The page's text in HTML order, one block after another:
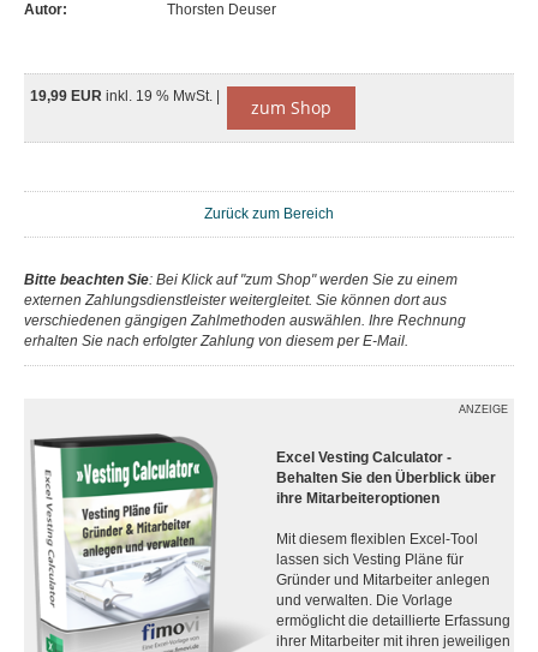
Autor:
Thorsten Deuser
19,99 EUR inkl. 19 % MwSt. | zum Shop
Zurück zum Bereich
Bitte beachten Sie: Bei Klick auf "zum Shop" werden Sie zu einem
externen Zahlungsdienstleister weitergleitet. Sie können dort aus
verschiedenen gängigen Zahlmethoden auswählen. Ihre Rechnung
erhalten Sie nach erfolgter Zahlung von diesem per E-Mail.
ANZEIGE
Excel Vesting Calculator -
Behalten Sie den Überblick über
ihre Mitarbeiteroptionen
Mit diesem flexiblen Excel-Tool
lassen sich Vesting Pläne für
Gründer und Mitarbeiter anlegen
und verwalten. Die Vorlage
ermöglicht die detaillierte Erfassung
ihrer Mitarbeiter mit ihren jeweiligen